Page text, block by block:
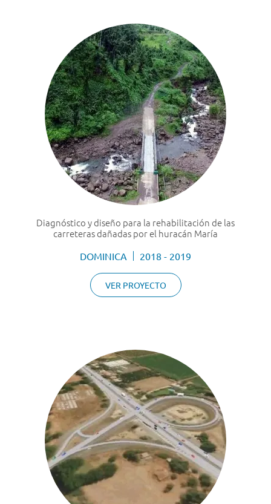
Diagnóstico y diseño para la rehabilitación de las
carreteras dañadas por el huracán María
DOMINICA 2018 - 2019
VER PROYECTO